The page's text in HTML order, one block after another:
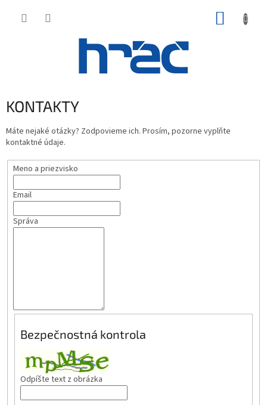
KONTAKTY
Máte nejaké otázky? Zodpovieme ich. Prosím, pozorne vyplňte
kontaktné údaje.
Meno a priezvisko
Email
Správa
Bezpečnostná kontrola
Odpíšte text z obrázka